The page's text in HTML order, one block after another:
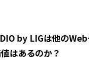
by LIGは他の
はあるのか？